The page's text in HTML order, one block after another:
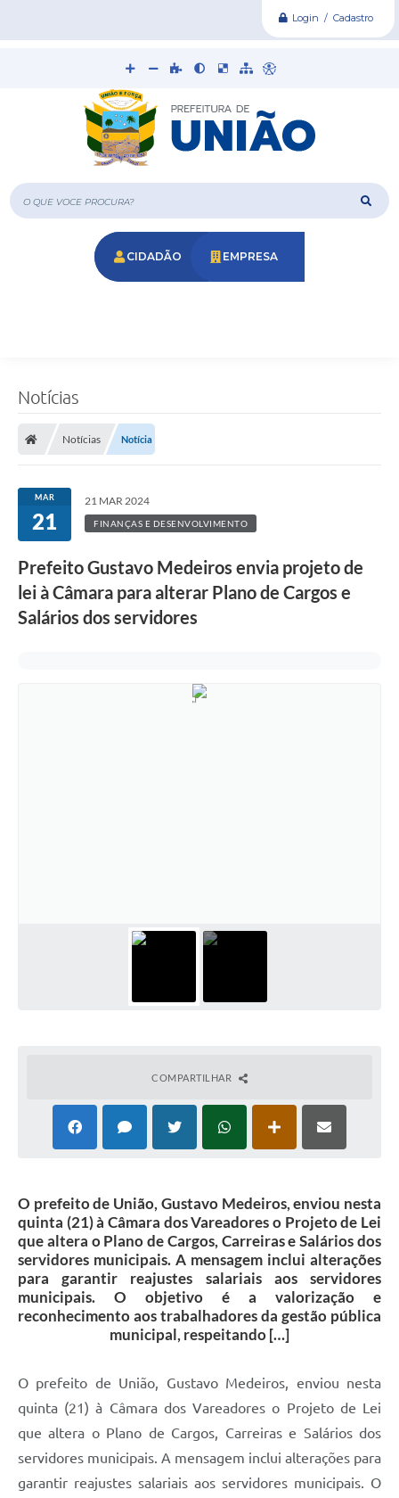
Login / Cadastro
O que voce procura?
CIDADÃO EMPRESA
Notícias
Notícias Notícia
MAR
21
21 MAR 2024
FINANÇAS E DESENVOLVIMENTO
Prefeito Gustavo Medeiros envia projeto de
lei à Câmara para alterar Plano de Cargos e
Salários dos servidores
COMPARTILHAR
O prefeito de União, Gustavo Medeiros, enviou nesta
quinta (21) à Câmara dos Vareadores o Projeto de Lei
que altera o Plano de Cargos, Carreiras e Salários dos
servidores municipais. A mensagem inclui alterações
para garantir reajustes salariais aos servidores
municipais. O objetivo é a valorização e
reconhecimento aos trabalhadores da gestão pública
municipal, respeitando […]
O prefeito de União, Gustavo Medeiros, enviou nesta
quinta (21) à Câmara dos Vareadores o Projeto de Lei
que altera o Plano de Cargos, Carreiras e Salários dos
servidores municipais. A mensagem inclui alterações para
garantir reajustes salariais aos servidores municipais. O